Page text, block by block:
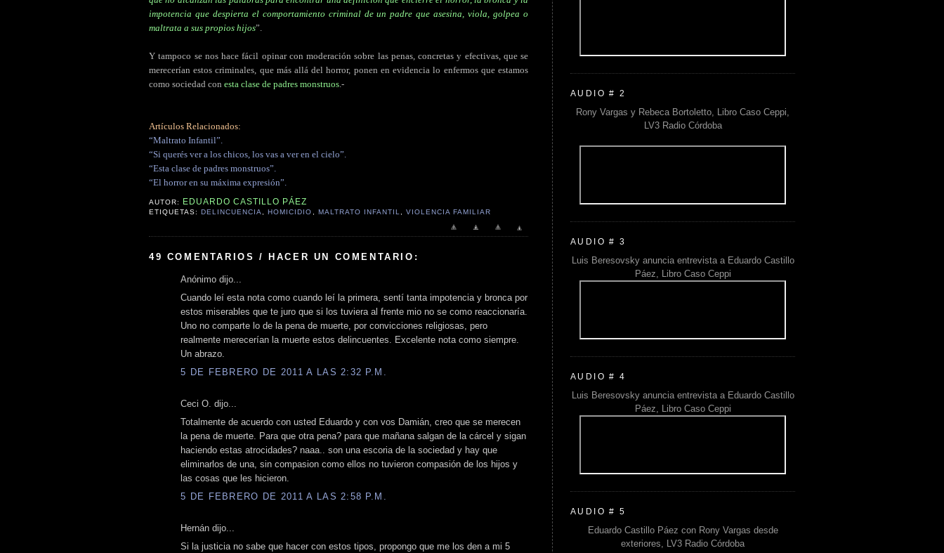
impotencia que despierta el comportamiento criminal de un padre que asesina, viola, golpea o
maltrata a sus propios hijos”.
Y tampoco se nos hace fácil opinar con moderación sobre las penas, concretas y efectivas, que se
merecerían estos criminales, que más allá del horror, ponen en evidencia lo enfermos que estamos
como sociedad con esta clase de padres monstruos.-
Artículos Relacionados:
“Maltrato Infantil”.
“Si querés ver a los chicos, los vas a ver en el cielo”.
“Esta clase de padres monstruos”.
“El horror en su máxima expresión”.
AUTOR: EDUARDO CASTILLO PÁEZ
ETIQUETAS:DELINCUENCIA ,HOMICIDIO MALTRATO INFANTIL VIOLENCIA FAMILIAR
49 COMENTARIOS / HACER UN COMENTARIO:
Anónimo dijo...
Cuando leí esta nota como cuando leí la primera, sentí tanta impotencia y bronca por
estos miserables que te juro que si los tuviera al frente mio no se como reaccionaría.
Uno no comparte lo de la pena de muerte, por convicciones religiosas, pero
realmente merecerían la muerte estos delincuentes. Excelente nota como siempre.
Un abrazo.
5 DE FEBRERO DE 2011 A LAS 2:32 P.M.
Ceci O. dijo...
Totalmente de acuerdo con usted Eduardo y con vos Damián, creo que se merecen
la pena de muerte. Para que otra pena? para que mañana salgan de la cárcel y sigan
haciendo estas atrocidades? naaa.. son una escoria de la sociedad y hay que
eliminarlos de una, sin compasion como ellos no tuvieron compasión de los hijos y
las cosas que les hicieron.
5 DE FEBRERO DE 2011 A LAS 2:58 P.M.
Hernán dijo...
Si la justicia no sabe que hacer con estos tipos, propongo que me los den a mi 5
AUDIO # 2
Rony Vargas y Rebeca Bortoletto, Libro Caso Ceppi,
LV3 Radio Córdoba
AUDIO # 3
Luis Beresovsky anuncia entrevista a Eduardo Castillo
Páez, Libro Caso Ceppi
AUDIO # 4
Luis Beresovsky anuncia entrevista a Eduardo Castillo
Páez, Libro Caso Ceppi
AUDIO # 5
Eduardo Castillo Páez con Rony Vargas desde
exteriores, LV3 Radio Córdoba